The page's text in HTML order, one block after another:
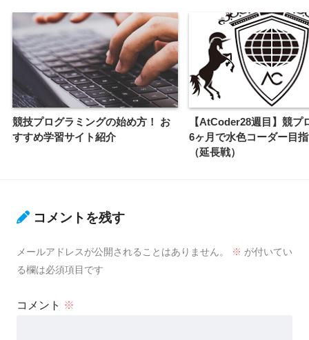
競技プログラミングの始め方！ お
すすめ学習サイト紹介
【AtCoder28週目】競プ
6ヶ月で水色コーダー目
（延長戦）
コメントを残す
メールアドレスが公開されることはありません。 ※ が付いてい
る欄は必須項目です
コメント ※